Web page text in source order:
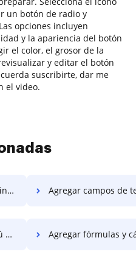
un botón de radio y
opciones incluyen
y la apariencia del botón
el color, el grosor de la
y editar el botón
suscribirte, dar me
el video.
Agregar campos de texto
Agregar fórmulas y cálculos